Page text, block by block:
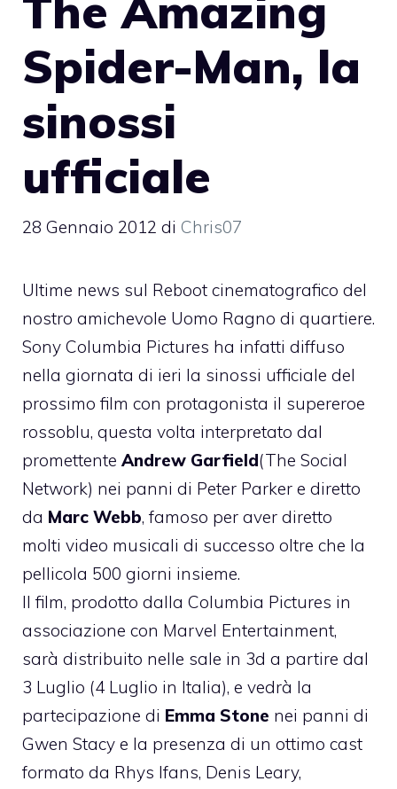
Spider-Man, la
sinossi
ufficiale
28 Gennaio 2012 di Chris07
Ultime news sul Reboot cinematografico del
nostro amichevole Uomo Ragno di quartiere.
Sony Columbia Pictures ha infatti diffuso
nella giornata di ieri la sinossi ufficiale del
prossimo film con protagonista il supereroe
rossoblu, questa volta interpretato dal
promettente Andrew Garfield(The Social
Network) nei panni di Peter Parker e diretto
da Marc Webb, famoso per aver diretto
molti video musicali di successo oltre che la
pellicola 500 giorni insieme.
Il film, prodotto dalla Columbia Pictures in
associazione con Marvel Entertainment,
sarà distribuito nelle sale in 3d a partire dal
3 Luglio (4 Luglio in Italia), e vedrà la
partecipazione di Emma Stone nei panni di
Gwen Stacy e la presenza di un ottimo cast
formato da Rhys Ifans, Denis Leary,